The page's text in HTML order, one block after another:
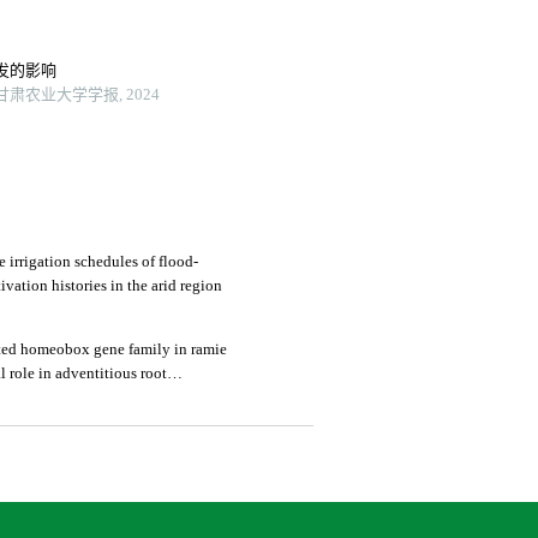
的影响
肃农业大学学报, 2024
irrigation schedules of flood-
histories in the arid region
homeobox gene family in ramie
role in adventitious root